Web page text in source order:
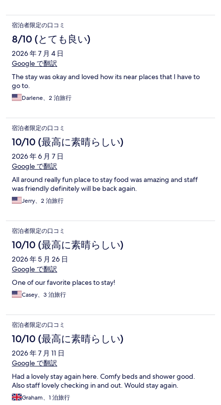
宿泊者限定の口コミ
8/10 (とても良い)
2026 年 7 月 4 日
Google で翻訳
The stay was okay and loved how its near places that I have to
go to.
Darlene、2 泊旅行
宿泊者限定の口コミ
10/10 (最高に素晴らしい)
2026 年 6 月 7 日
Google で翻訳
All around really fun place to stay food was amazing and staff
was friendly definitely will be back again.
Jerry、2 泊旅行
宿泊者限定の口コミ
10/10 (最高に素晴らしい)
2026 年 5 月 26 日
Google で翻訳
One of our favorite places to stay!
Casey、3 泊旅行
宿泊者限定の口コミ
10/10 (最高に素晴らしい)
2026 年 7 月 11 日
Google で翻訳
Had a lovely stay again here. Comfy beds and shower good.
Also staff lovely checking in and out. Would stay again.
Graham、1 泊旅行